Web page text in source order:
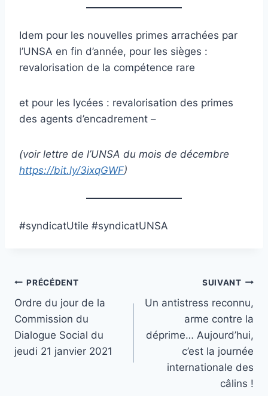
Idem pour les nouvelles primes arrachées par
l’UNSA en fin d’année, pour les sièges :
revalorisation de la compétence rare
et pour les lycées : revalorisation des primes
des agents d’encadrement –
(voir lettre de l’UNSA du mois de décembre
https://bit.ly/3ixqGWF)
#syndicatUtile #syndicatUNSA
Navigation
de
l’article
PRÉCÉDENT
Ordre du jour de la
Commission du
Dialogue Social du
jeudi 21 janvier 2021
SUIVANT
Un antistress reconnu,
arme contre la
déprime… Aujourd’hui,
c’est la journée
internationale des
câlins !